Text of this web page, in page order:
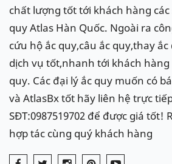
chất lượng tốt tới khách hàng
quy Atlas Hàn Quốc. Ngoài ra
cứu hộ ắc quy,câu ắc quy,thay
dịch vụ tốt,nhanh tới khách hàng
quy. Các đại lý ắc quy muốn có
và AtlasBx tốt hãy liên hệ trực
SĐT:0987519702 để được giá tốt!
hợp tác cùng quý khách hàng